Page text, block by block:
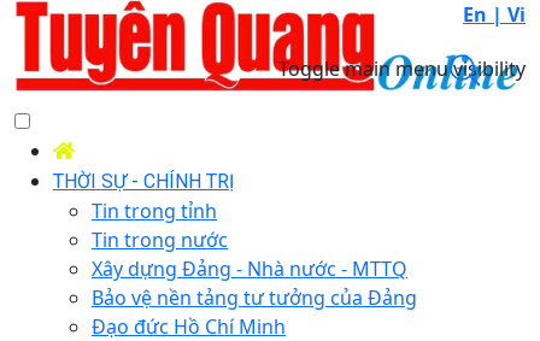
En | Vi
Toggle main menu visibility
THỜI SỰ - CHÍNH TRỊ
Tin trong tỉnh
Tin trong nước
Xây dựng Đảng - Nhà nước - MTTQ
Bảo vệ nền tảng tư tưởng của Đảng
Đạo đức Hồ Chí Minh